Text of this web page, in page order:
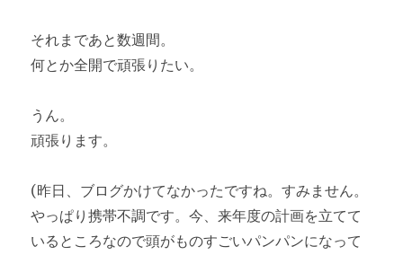
それまであと数週間。
何とか全開で頑張りたい。
うん。
頑張ります。
(昨日、ブログかけてなかったですね。すみません。
やっぱり携帯不調です。今、来年度の計画を立てて
いるところなので頭がものすごいパンパンになって